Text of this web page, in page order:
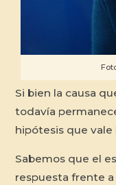
Si bien la causa
todavía
hipótesis que vale
Sabemos que el
respuesta frente